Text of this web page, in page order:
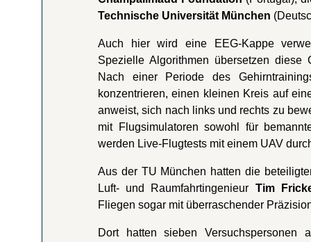
Technische Universität München
Auch hier wird eine EEG-Kappe
Spezielle Algorithmen übersetzen
Nach einer Periode des
konzentrieren, einen kleinen Kreis auf
anweist, sich nach links und rechts zu
mit Flugsimulatoren sowohl für
werden Live-Flugtests mit einem UAV
Aus der TU München hatten die
Luft- und Raumfahrtingenieur Tim
Fliegen sogar mit überraschender
Dort hatten sieben